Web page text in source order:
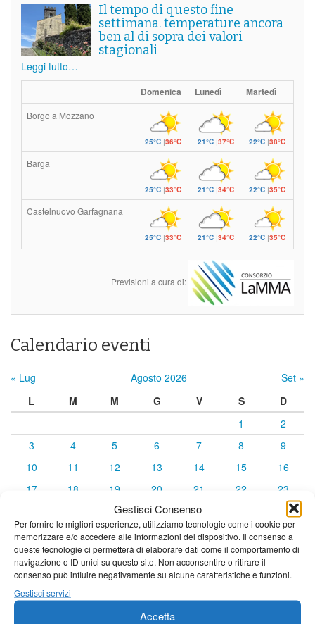
Gestisci Consenso
Per fornire le migliori esperienze, utilizziamo tecnologie come i cookie per
memorizzare e/o accedere alle informazioni del dispositivo. Il consenso a
queste tecnologie ci permetterà di elaborare dati come il comportamento di
navigazione o ID unici su questo sito. Non acconsentire o ritirare il
consenso può influire negativamente su alcune caratteristiche e funzioni.
Gestisci servizi
Accetta
Il tempo di questo fine
settimana. temperature ancora
ben al di sopra dei valori
stagionali
Leggi tutto…
Domenica Lunedì Martedì
Borgo a Mozzano
25°C|36°C 21°C|37°C 22°C |38°C
Barga
25°C|33°C 21°C|34°C 22°C |35°C
Castelnuovo Garfagnana
25°C|33°C 21°C|34°C 22°C |35°C
Previsioni a cura di:
Calendario eventi
« Lug Agosto 2026
Set »
L
M M G V S
D
1
2
3
4 5 6 7 8
9
10
11 12 13 14 15
16
17
18 19 20 21 22
23
26 27 28
31